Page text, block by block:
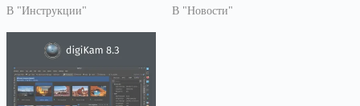
В "Инструкции"
В "Новости"